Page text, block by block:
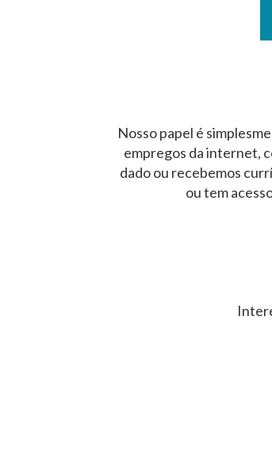
Nosso papel é
empregos da internet,
dado ou recebemos
ou tem